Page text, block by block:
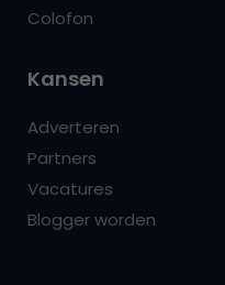
Colofon
Kansen
Adverteren
Partners
Vacatures
Blogger worden